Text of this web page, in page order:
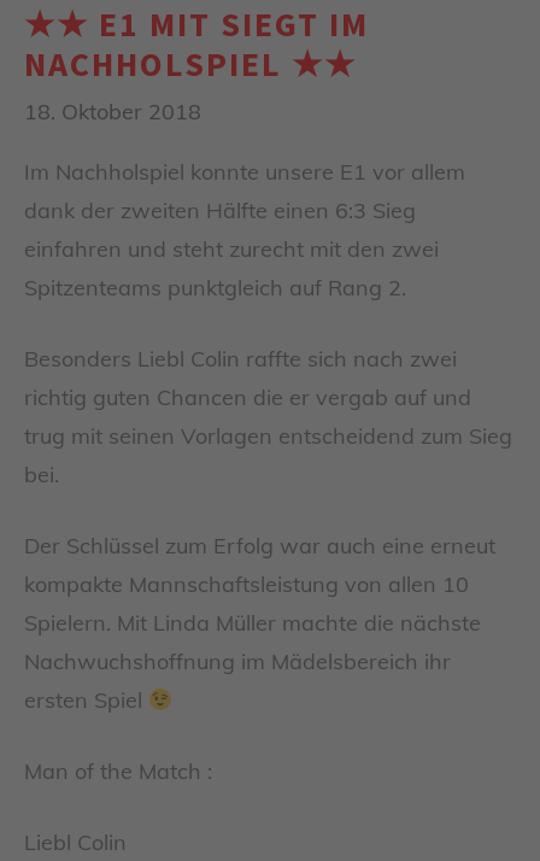
★★ E1 MIT SIEGT IM
NACHHOLSPIEL ★★
18. Oktober 2018
Im Nachholspiel konnte unsere E1 vor allem
dank der zweiten Hälfte einen 6:3 Sieg
einfahren und steht zurecht mit den zwei
Spitzenteams punktgleich auf Rang 2.
Besonders Liebl Colin raffte sich nach zwei
richtig guten Chancen die er vergab auf und
trug mit seinen Vorlagen entscheidend zum Sieg
bei.
Der Schlüssel zum Erfolg war auch eine erneut
kompakte Mannschaftsleistung von allen 10
Spielern. Mit Linda Müller machte die nächste
Nachwuchshoffnung im Mädelsbereich ihr
ersten Spiel
Man of the Match :
Liebl Colin